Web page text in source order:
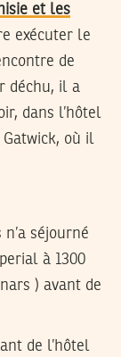
et les
exécuter le
de
déchu, il a
dans l’hôtel
où il
séjourné
à 1300
) avant de
de l’hôtel